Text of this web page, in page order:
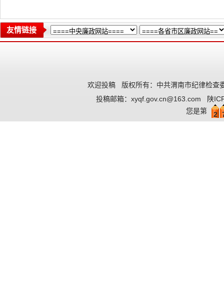
友情链接
欢迎投稿 版权所有：中共渭南市纪律检查
投稿邮箱： xyqf.gov.cn@163.com
陕
您是第